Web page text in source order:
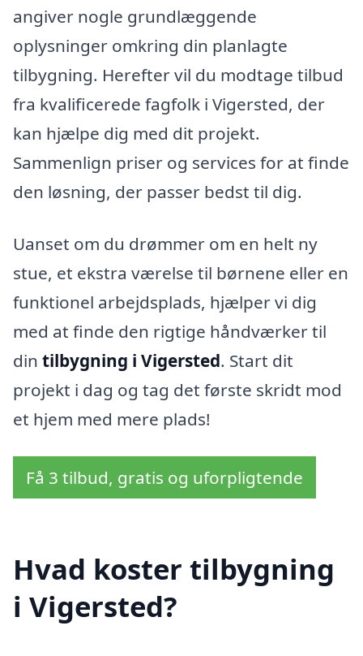
angiver nogle grundlæggende
oplysninger omkring din planlagte
tilbygning. Herefter vil du modtage tilbud
fra kvalificerede fagfolk i Vigersted, der
kan hjælpe dig med dit projekt.
Sammenlign priser og services for at finde
den løsning, der passer bedst til dig.
Uanset om du drømmer om en helt ny
stue, et ekstra værelse til børnene eller en
funktionel arbejdsplads, hjælper vi dig
med at finde den rigtige håndværker til
din tilbygning i Vigersted. Start dit
projekt i dag og tag det første skridt mod
et hjem med mere plads!
Få 3 tilbud, gratis og uforpligtende
Hvad koster tilbygning
i Vigersted?